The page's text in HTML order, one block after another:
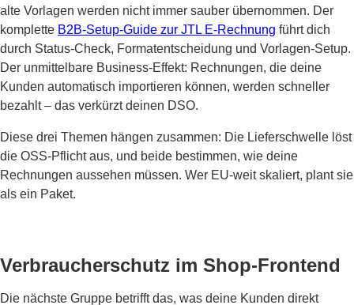
alte Vorlagen werden nicht immer sauber übernommen. Der
komplette B2B-Setup-Guide zur JTL E-Rechnung führt dich
durch Status-Check, Formatentscheidung und Vorlagen-Setup.
Der unmittelbare Business-Effekt: Rechnungen, die deine
Kunden automatisch importieren können, werden schneller
bezahlt – das verkürzt deinen DSO.
Diese drei Themen hängen zusammen: Die Lieferschwelle löst
die OSS-Pflicht aus, und beide bestimmen, wie deine
Rechnungen aussehen müssen. Wer EU-weit skaliert, plant sie
als ein Paket.
Verbraucherschutz im Shop-Frontend
Die nächste Gruppe betrifft das, was deine Kunden direkt